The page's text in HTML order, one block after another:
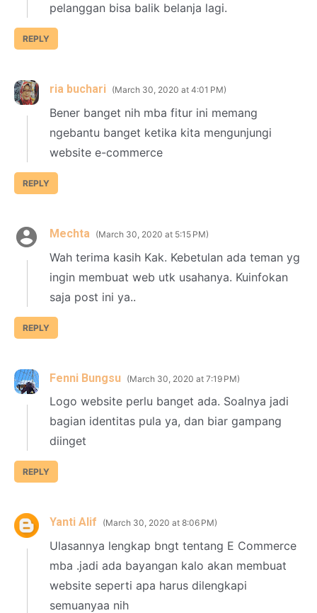
pelanggan bisa balik belanja lagi.
REPLY
ria buchari March 30, 2020 at 4:01 PM
Bener banget nih mba fitur ini memang
ngebantu banget ketika kita mengunjungi
website e-commerce
REPLY
Mechta March 30, 2020 at 5:15 PM
Wah terima kasih Kak. Kebetulan ada teman yg
ingin membuat web utk usahanya. Kuinfokan
saja post ini ya..
REPLY
Fenni Bungsu March 30, 2020 at 7:19 PM
Logo website perlu banget ada. Soalnya jadi
bagian identitas pula ya, dan biar gampang
diinget
REPLY
Yanti Alif March 30, 2020 at 8:06 PM
Ulasannya lengkap bngt tentang E Commerce
mba .jadi ada bayangan kalo akan membuat
website seperti apa harus dilengkapi
semuanyaa nih